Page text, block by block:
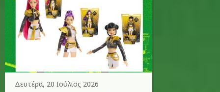
Δευτέρα, 20 Ιούλιος 2026